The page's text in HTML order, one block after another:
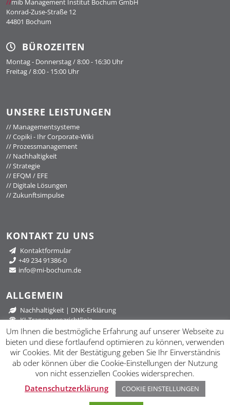
//mib Management Institut Bochum GmbH
Konrad-Zuse-Straße 12
44801 Bochum
BÜROZEITEN
Montag - Donnerstag / 8:00 - 16:30 Uhr
Freitag / 8:00 - 15:00 Uhr
UNSERE LEISTUNGEN
// Managementsysteme
//Copiki - Ihr Corporate-Wiki
// Prozessmanagement
// Nachhaltigkeit
//Strategie
// EFQM / EFE
// Digitale Lösungen
//Zukunftsimpulse
KONTAKT ZU UNS
Kontaktformular
+49 234 91386-0
info@mi-bochum.de
ALLGEMEIN
Nachhaltigkeit | DNK-Erklärung
KI-Transparenzrichtlinie
Datenschutzerklärung
Impressum
Aus dem en des Ruhrgebiets. |
klimaneutral gehostet
mib Management Institut Bochum GmbH. All Rights
Um Ihnen die bestmögliche Erfahrung auf unserer Webseite zu
bieten und diese fortlaufend optimieren zu können, verwenden
wir Cookies. Mit der Bestätigung geben Sie Ihr Einverständnis
ab oder können über die Cookie-Einstellungen der Nutzung
von nicht essenziellen Cookies widersprechen.
Datenschutzerklärung
COOKIE EINSTELLUNGEN